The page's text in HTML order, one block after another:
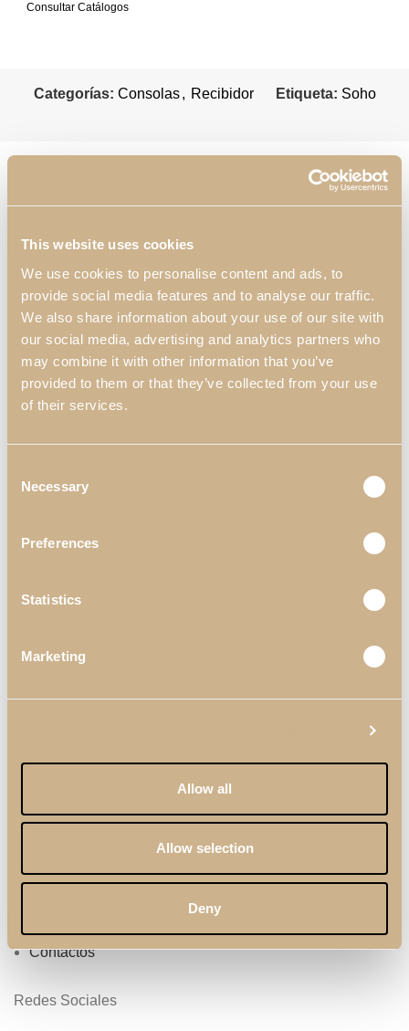
This website uses cookies
We use cookies to personalise content and ads, to
provide social media features and to analyse our traffic.
We also share information about your use of our site with
our social media, advertising and analytics partners who
may combine it with other information that you’ve
provided to them or that they’ve collected from your use
of their services.
Selection
Necessary
Preferences
Statistics
Marketing
Allow all
Allow selection
Deny
Consultar Catálogos
Categorías: Consolas , Recibidor Etiqueta: Soho
Profesionales
Términos & Condiciones
Política de Privacidad
Contactos
Redes Sociales